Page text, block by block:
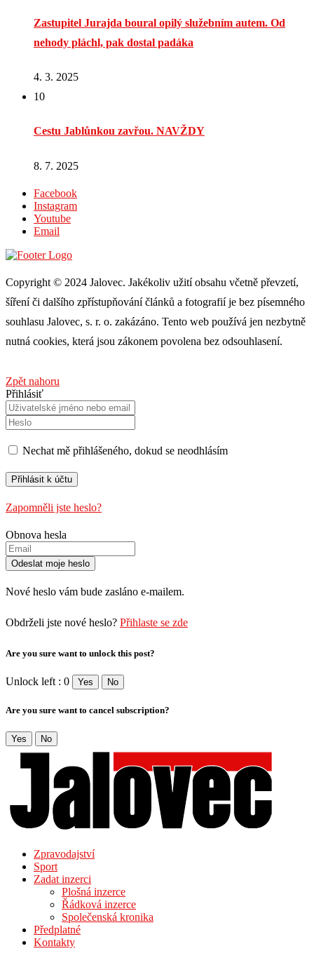
Zastupitel Jurajda boural opilý služebním autem. Od
nehody pláchl, pak dostal padáka
4. 3. 2025
10
Cestu Jablůnkou zavřou. NAVŽDY
8. 7. 2025
Facebook
Instagram
Youtube
Email
Copyright © 2024 Jalovec. Jakékoliv užití obsahu včetně převzetí,
šíření či dalšího zpřístupňování článků a fotografií je bez písemného
souhlasu Jalovec, s. r. o. zakázáno. Tento web používá jen nezbytně
nutná cookies, která jsou zákonem povolena bez odsouhlasení.
Zpět nahoru
Přihlásiť
Nechat mě přihlášeného, ​​dokud se neodhlásím
Zapomněli jste heslo?
Obnova hesla
Nové heslo vám bude zasláno e-mailem.
Obdrželi jste nové heslo? Přihlaste se zde
Are you sure want to unlock this post?
Unlock left : 0 Yes No
Are you sure want to cancel subscription?
Yes No
Zpravodajství
Sport
Zadat inzerci
Plošná inzerce
Řádková inzerce
Společenská kronika
Předplatné
Kontakty